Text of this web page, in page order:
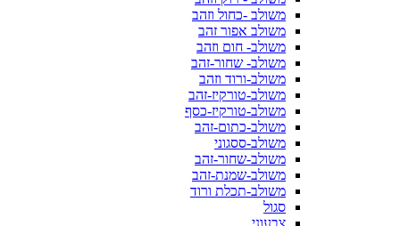
משולב -כחול וזהב
משולב אפור זהב
משולב- חום וזהב
משולב- שחור-זהב
משולב-ורוד וזהב
משולב-טורקיז-זהב
משולב-טורקיז-כסף
משולב-כתום-זהב
משולב-ססגוני
משולב-שחור-זהב
משולב-שמנת-זהב
משולב-תכלת ורוד
סגול
צבעוני